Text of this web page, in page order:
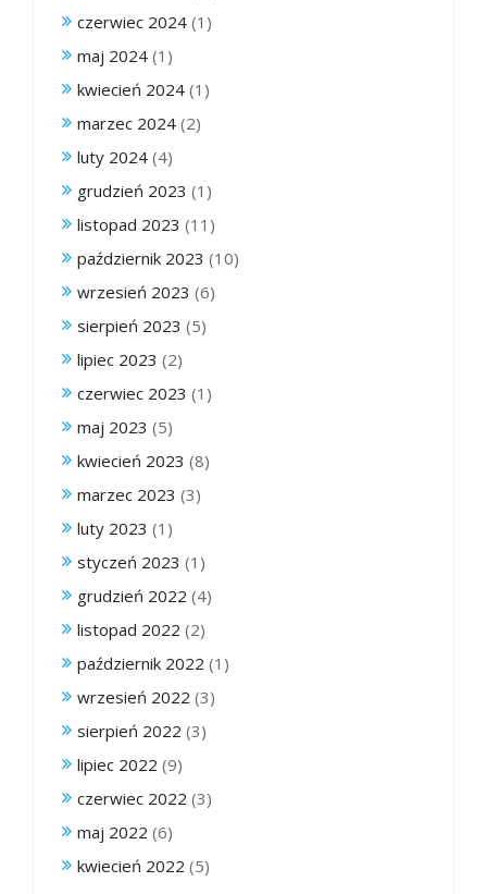
czerwiec 2024 (1)
maj 2024 (1)
kwiecień 2024 (1)
marzec 2024 (2)
luty 2024 (4)
grudzień 2023 (1)
listopad 2023 (11)
październik 2023 (10)
wrzesień 2023 (6)
sierpień 2023 (5)
lipiec 2023 (2)
czerwiec 2023 (1)
maj 2023 (5)
kwiecień 2023 (8)
marzec 2023 (3)
luty 2023 (1)
styczeń 2023 (1)
grudzień 2022 (4)
listopad 2022 (2)
październik 2022 (1)
wrzesień 2022 (3)
sierpień 2022 (3)
lipiec 2022 (9)
czerwiec 2022 (3)
maj 2022 (6)
kwiecień 2022 (5)